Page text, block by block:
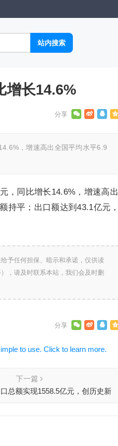
增长14.6%
，增速高出全国平均水平6.9
，同比增长14.6%，增速高出
持平；出口额达到43.1亿元，
予任何担保、暗示和承诺，仅供读
，请及时联系本站，我们会及时删
下一篇
总额实现1558.5亿元，创历史新